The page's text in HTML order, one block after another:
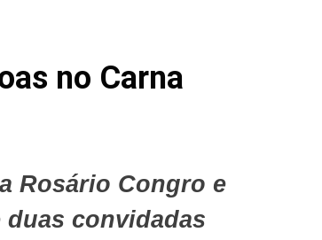
no Carna
Rosário Congro e
convidadas